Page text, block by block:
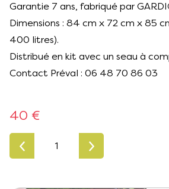
Garantie 7 ans, fabriqué par
Dimensions : 84 cm x 72 cm x 85
400 litres).
Distribué en kit avec un seau à
Contact Préval : 06 48 70 86 03
40 €